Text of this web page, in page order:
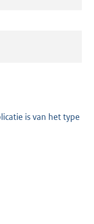
is van het type